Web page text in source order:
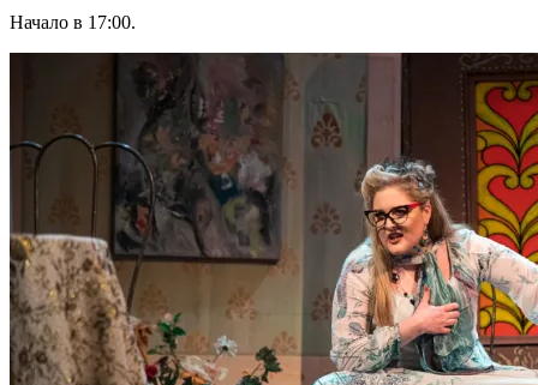
Начало в 17:00.